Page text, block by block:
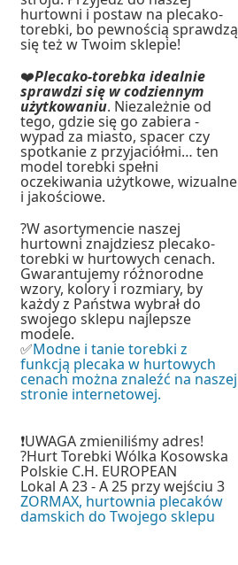
hurtowni i postaw na plecako-
torebki, bo pewnością sprawdzą
się też w Twoim sklepie!
❤️Plecako-torebka idealnie
sprawdzi się w codziennym
użytkowaniu. Niezależnie od
tego, gdzie się go zabiera -
wypad za miasto, spacer czy
spotkanie z przyjaciółmi… ten
model torebki spełni
oczekiwania użytkowe, wizualne
i jakościowe.
?W asortymencie naszej
hurtowni znajdziesz plecako-
torebki w hurtowych cenach.
Gwarantujemy różnorodne
wzory, kolory i rozmiary, by
każdy z Państwa wybrał do
swojego sklepu najlepsze
modele.
✅Modne i tanie torebki z
funkcją plecaka w hurtowych
cenach można znaleźć na naszej
stronie internetowej.
❗️UWAGA zmieniliśmy adres!
?Hurt Torebki Wólka Kosowska
Polskie C.H. EUROPEAN
Lokal A 23 - A 25 przy wejściu 3
ZORMAX, hurtownia plecaków
damskich do Twojego sklepu